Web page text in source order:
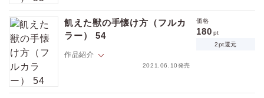
くて、マジメで、秘密主義者。音信不通になる事もしばしばで、ナゼか
理由を聞いても誤魔化されるので隆文は未だに弘樹のことがよくわから
ない。そんなある日、酔っぱらった弘樹に突然キス＆思わぬ告白をされ
てしまう！ 「俺 吸血鬼なんだ。そして多分もうお前も…」ちょっと待
て。弘樹が吸血鬼？ そして俺も？ イキナリそんな事言われても、思考が
追いつかないんですけど――！？【フィカス】
飢えた獣の手懐け方（フルカ
ラー） 54
作品紹介
2021.06.10発売
価格
180 pt
2pt還元